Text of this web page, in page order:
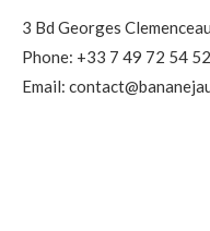
3 Bd Georges
Phone: +33 7 49 72 54 52
Email: